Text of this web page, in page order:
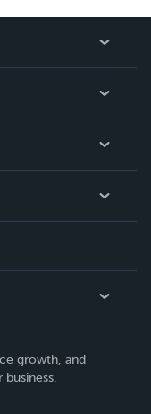
growth, and